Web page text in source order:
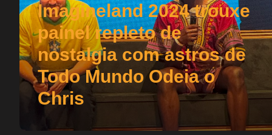
Imagineland 2024 trouxe
painel repleto de
nostalgia com astros de
Todo Mundo Odeia o
Chris